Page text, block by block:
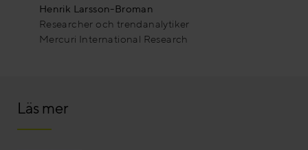
Henrik Larsson-Broman
Researcher och trendanalytiker
Mercuri International Research
Läs mer